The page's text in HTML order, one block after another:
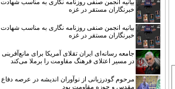
بیانیه انجمن صنفی روزنامه نگاری به مناسب شهادت
خبرنگاران مستقر در غزه
بیانیه انجمن صنفی روزنامه نگاری به مناسب شهادت
خبرنگاران مستقر در غزه
جامعه رسانه‌ای ایران تقلای آمریکا برای مانع‌آفرینی
در مسیر اعتلای فرهنگ مقاومت را برملا می‌کند
مرحوم گودرزیانی از نوآوران اندیشه در عرصه دفاع
مقدس و حوزه مقاومت بود